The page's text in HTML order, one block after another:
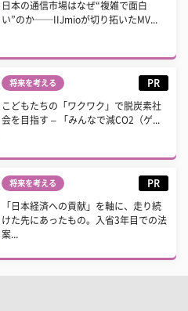
日本の通信市場はなぜ“複雑で面白
い”のか──IIJmioが切り拓いたMV...
将来を考える PR
こどもたちの「ワクワク」で脱炭素社
会を目指す – 「みんなで減CO2（ゲ...
将来を考える PR
「日本経済への貢献」を軸に、走り続
けた先にあったもの。入省3年目での法
案...